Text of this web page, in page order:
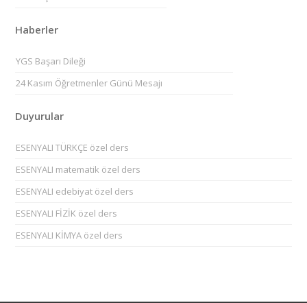
Haberler
YGS Başarı Dileği
24 Kasım Öğretmenler Günü Mesajı
Duyurular
ESENYALI TÜRKÇE özel ders
ESENYALI matematik özel ders
ESENYALI edebiyat özel ders
ESENYALI FİZİK özel ders
ESENYALI KİMYA özel ders